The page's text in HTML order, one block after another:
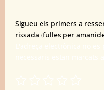
Sigueu els primers a
rissada (fulles per